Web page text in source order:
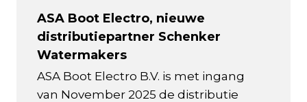
ASA Boot Electro, nieuwe
distributiepartner Schenker
Watermakers
ASA Boot Electro B.V. is met ingang
van November 2025 de distributie